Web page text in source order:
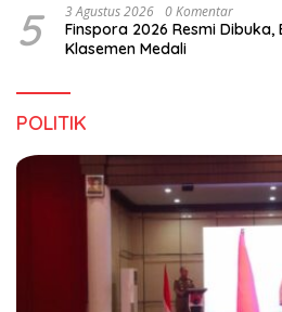
5 3 Agustus 2026 0 Komentar
Finspora 2026 Resmi Dibuka,
Klasemen Medali
POLITIK